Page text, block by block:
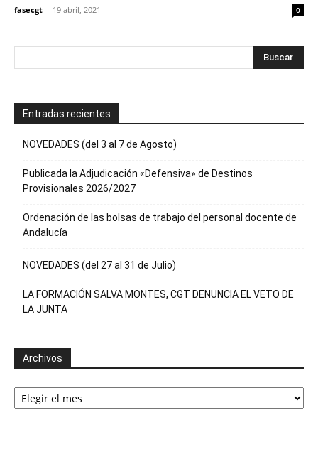
fasecgt - 19 abril, 2021 0
Entradas recientes
NOVEDADES (del 3 al 7 de Agosto)
Publicada la Adjudicación «Defensiva» de Destinos
Provisionales 2026/2027
Ordenación de las bolsas de trabajo del personal docente de
Andalucía
NOVEDADES (del 27 al 31 de Julio)
LA FORMACIÓN SALVA MONTES, CGT DENUNCIA EL VETO DE
LA JUNTA
Archivos
Archivos